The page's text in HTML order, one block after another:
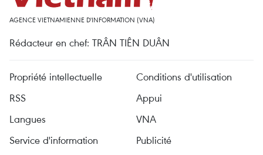
AGENCE VIETNAMIENNE D'INFORMATION (VNA)
Rédacteur en chef: TRÂN TIÊN DUÂN
Propriété intellectuelle
Conditions d'utilisation
RSS
Appui
Langues
VNA
Service d'information
Publicité